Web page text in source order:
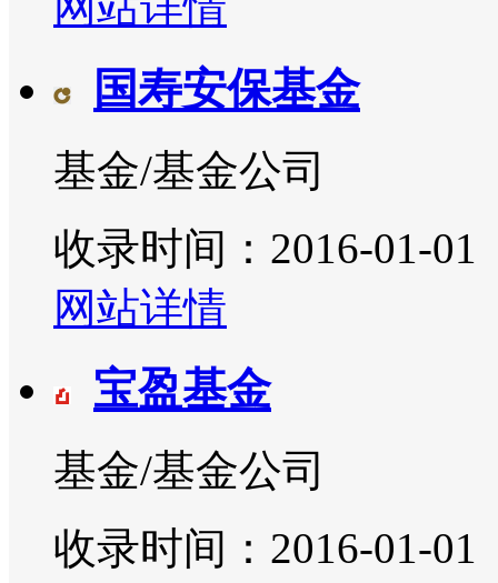
国寿安保基金
基金/基金公司
收录时间：2016-01-01
网站详情
宝盈基金
基金/基金公司
收录时间：2016-01-01